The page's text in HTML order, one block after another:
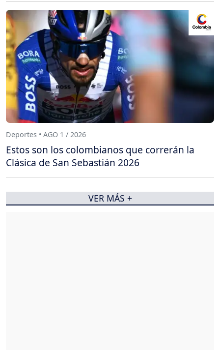
Deportes • AGO 1 / 2026
Estos son los colombianos que correrán la
Clásica de San Sebastián 2026
VER MÁS +